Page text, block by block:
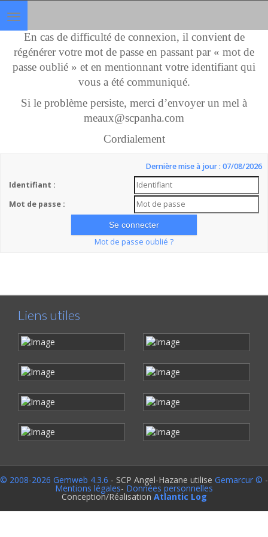
Toggle
navigation
En cas de difficulté de connexion, il convient de
régénérer votre mot de passe en passant par « mot de
passe oublié » et en mentionnant votre identifiant qui
vous a été communiqué.
Si le problème persiste, merci d’envoyer un mel à
meaux@scpanha.com
Cordialement
Dernière mise à jour : 07/08/2026
Identifiant :
Mot de passe :
Mot de passe oublié ?
Liens utiles
© 2008-2026 Gemweb 4.3.6 - SCP Angel-Hazane utilise Gemarcur © -
Mentions légales- Données personnelles
Conception/Réalisation Atlantic Log